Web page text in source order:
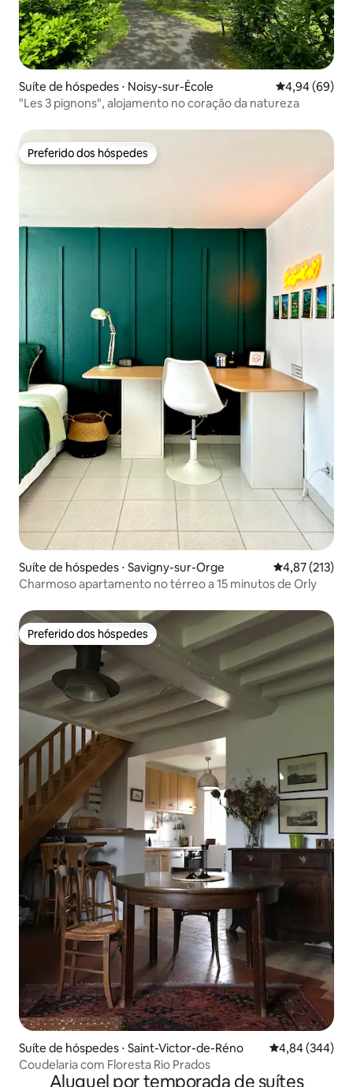
Suíte de hóspedes ⋅ Noisy-sur-École 4,94 de uma
4,94 (69)
"Les 3 pignons", alojamento no coração da natureza
Preferido dos hóspedes
Preferido dos hóspedes
Suíte de hóspedes ⋅ Savigny-sur-Orge 4,87 de uma
4,87 (213)
Charmoso apartamento no térreo a 15 minutos de Orly
Preferido dos hóspedes
Preferido dos hóspedes
Suíte de hóspedes ⋅ Saint-Victor-de-Réno 4,84 de uma
4,84 (344)
Coudelaria com Floresta Rio Prados
Aluguel por temporada de suítes